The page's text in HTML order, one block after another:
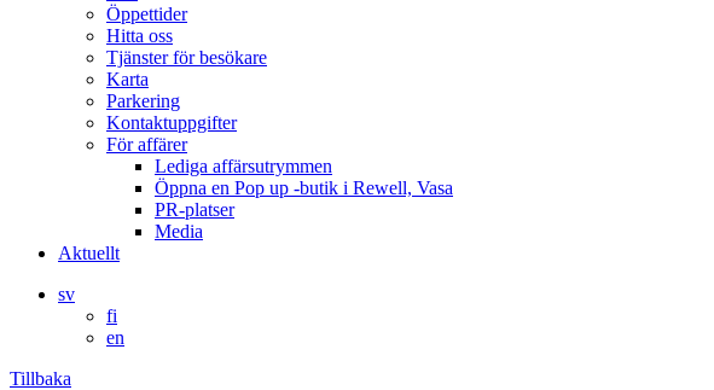
Öppettider
Hitta oss
Tjänster för besökare
Karta
Parkering
Kontaktuppgifter
För affärer
Lediga affärsutrymmen
Öppna en Pop up -butik i Rewell, Vasa
PR-platser
Media
Aktuellt
sv
fi
en
Tillbaka